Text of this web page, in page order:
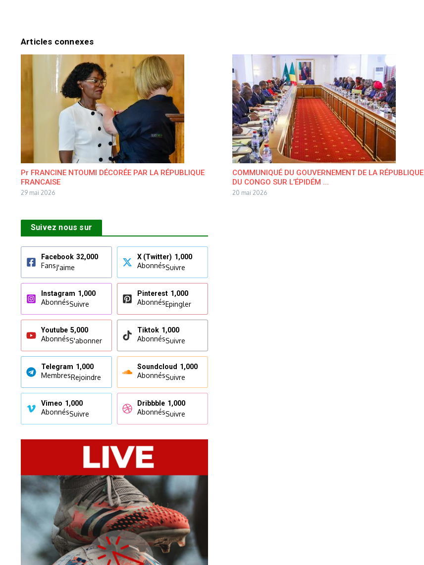
Articles connexes
Pr FRANCINE NTOUMI DÉCORÉE PAR LA RÉPUBLIQUE
FRANCAISE
29 mai 2026
COMMUNIQUÉ DU GOUVERNEMENT DE LA RÉPUBLIQUE
DU CONGO SUR L’ÉPIDÉM ...
20 mai 2026
Suivez nous sur
Facebook 32,000
FansJ'aime
X (Twitter) 1,000
AbonnésSuivre
Instagram 1,000
AbonnésSuivre
Pinterest 1,000
AbonnésEpingler
Youtube 5,000
AbonnésS'abonner
Tiktok 1,000
AbonnésSuivre
Telegram 1,000
MembresRejoindre
Soundcloud 1,000
AbonnésSuivre
Vimeo 1,000
AbonnésSuivre
Dribbble 1,000
AbonnésSuivre